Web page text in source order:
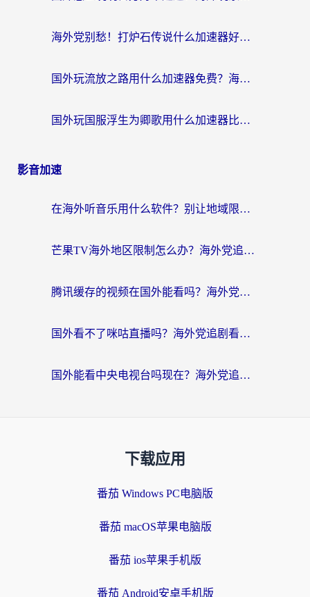
海外党别愁！打炉石传说什么加速器好用？3个实用技巧解决国服游戏卡顿
国外玩流放之路用什么加速器免费？海外党亲测有效的国服游戏加速指南
国外玩国服浮生为卿歌用什么加速器比较好？海外党亲测不踩坑指南
影音加速
在海外听音乐用什么软件？别让地域限制断了你的华语歌单
芒果TV海外地区限制怎么办？海外党追剧看片的实用加速器选择指南
腾讯缓存的视频在国外能看吗？海外党追剧看片的终极解决方案
国外看不了咪咕直播吗？海外党追剧看片的加速器选择指南
国外能看中央电视台吗现在？海外党追剧看央视的实用指南
下载应用
番茄 Windows PC电脑版
番茄 macOS苹果电脑版
番茄 ios苹果手机版
番茄 Android安卓手机版